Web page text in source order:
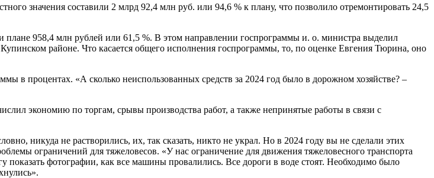
значения составили 2 млрд 92,4 млн руб. или 94,6 % к плану, что позволило отремонтировать 24,5
плане 958,4 млн рублей или 61,5 %. В этом направлении госпрограммы и. о. министра выделил
районе. Что касается общего исполнения госпрограммы, то, по оценке Евгения Тюрина, оно
в процентах. «А сколько неиспользованных средств за 2024 год было в дорожном хозяйстве? –
экономию по торгам, срывы производства работ, а также непринятые работы в связи с
никуда не растворились, их, так сказать, никто не украл. Но в 2024 году вы не сделали этих
ограничений для тяжеловесов. «У нас ограничение для движения тяжеловесного транспорта
фотографии, как все машины провалились. Все дороги в воде стоят. Необходимо было